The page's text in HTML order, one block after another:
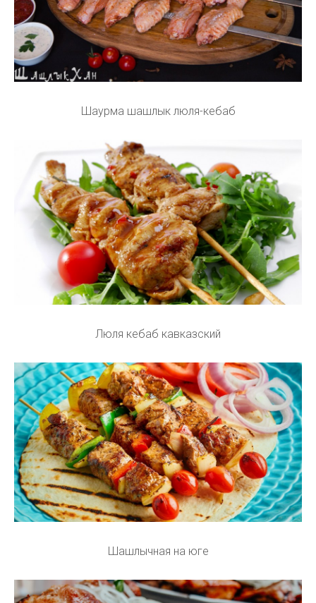
Шаурма шашлык люля-кебаб
Люля кебаб кавказский
Шашлычная на юге